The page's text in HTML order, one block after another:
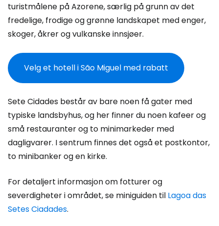
turistmålene på Azorene, særlig på grunn av det
fredelige, frodige og grønne landskapet med enger,
skoger, åkrer og vulkanske innsjøer.
Velg et hotell i São Miguel med rabatt
Sete Cidades består av bare noen få gater med
typiske landsbyhus, og her finner du noen kafeer og
små restauranter og to minimarkeder med
dagligvarer. I sentrum finnes det også et postkontor,
to minibanker og en kirke.
For detaljert informasjon om fotturer og
severdigheter i området, se miniguiden til Lagoa das
Setes Ciadades.